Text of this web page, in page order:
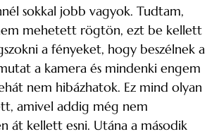
sokkal jobb vagyok. Tudtam,
mehetett rögtön, ezt be kellett
a fényeket, hogy beszélnek a
a kamera és mindenki engem
nem hibázhatok. Ez mind olyan
amivel addig még nem
át kellett esni. Utána a második